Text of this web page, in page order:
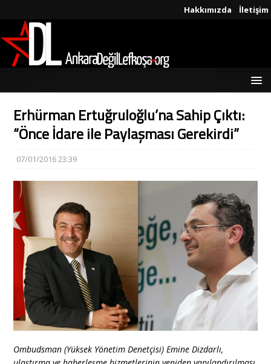
Hakkımızda İletişim
Erhürman Ertuğruloğlu’na Sahip Çıktı:
“Önce İdare ile Paylaşması Gerekirdi”
07/01/2016 23:39
Ombudsman (Yüksek Yönetim Denetçisi) Emine Dizdarlı,